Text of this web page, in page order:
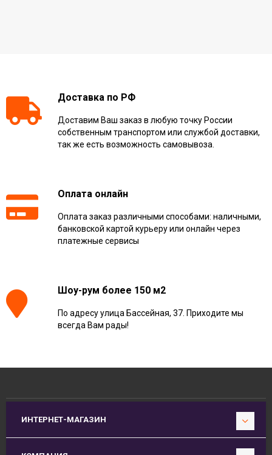
Доставка по РФ
Доставим Ваш заказ в любую точку России
собственным транспортом или службой доставки,
так же есть возможность самовывоза.
Оплата онлайн
Оплата заказ различными способами: наличными,
банковской картой курьеру или онлайн через
платежные сервисы
Шоу-рум более 150 м2
По адресу улица Бассейная, 37. Приходите мы
всегда Вам рады!
ИНТЕРНЕТ-МАГАЗИН